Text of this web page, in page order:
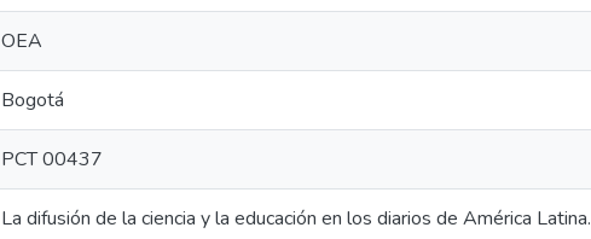
OEA
Bogotá
PCT 00437
La difusión de la ciencia y la educación en los diarios de América Latina.